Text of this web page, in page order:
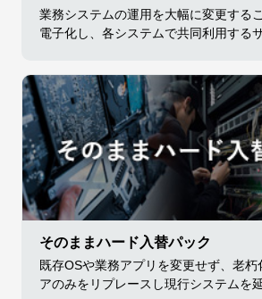
業務システムの運用を大幅に変更する
電子化し、各システムで共同利用する
そのままハード入替パック
既存OSや業務アプリを変更せず、老朽
アのみをリプレースし現行システムを